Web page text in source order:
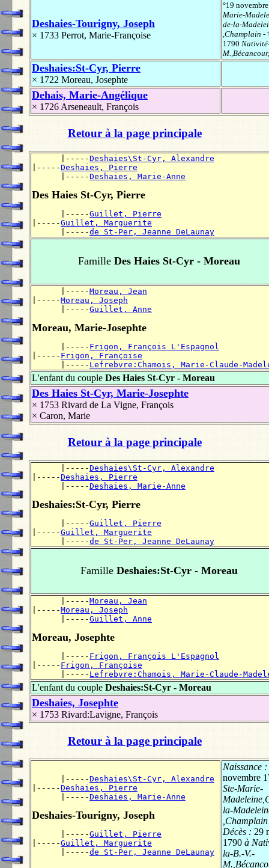
Deshaies-Tourigny, Joseph
× 1733 Perrot, Marie-Françoise
°19
Marie-
de-la-
,Champlain -
1790
Deshaies:St-Cyr, Pierre
× 1722 Moreau, Josephte
Dehais, Marie-Angélique
× 1726 Arseneault, François
Retour à la page principale
      |-----
Deshaies\St-Cyr, Alexandre
|-----Deshaies, Pierre
      |-----
Deshaies, Marie-Anne
Des Haies St-Cyr, Pierre
      |-----
Guillet, Pierre
|-----Guillet, Marguerite
      |-----
de St-Per, Jeanne DeLaunay
Famille Des Haies St-Cyr - Moreau
      |-----
Moreau, Jean
|-----Moreau, Joseph
      |-----
Guillet, Anne
Moreau, Marie-Josephte
      |-----
Frigon, François L'Espagnol
|----- Frigon, Françoise
      |-----
Lefrebvre:Chamois, Marie-Claude-
L'enfant du couple Des Haies St-Cyr - Moreau
Des Haies St-Cyr, Marie-Josephte
× 1753 Rivard de La Vigne, François
× Caron, Marie
Retour à la page principale
      |-----
Deshaies\St-Cyr, Alexandre
|-----Deshaies, Pierre
      |-----
Deshaies, Marie-Anne
Deshaies:St-Cyr, Pierre
      |-----
Guillet, Pierre
|-----Guillet, Marguerite
      |-----
de St-Per, Jeanne DeLaunay
Famille Deshaies:St-Cyr - Moreau
      |-----
Moreau, Jean
|-----Moreau, Joseph
      |-----
Guillet, Anne
Moreau, Josephte
      |-----
Frigon, François L'Espagnol
|----- Frigon, Françoise
      |-----
Lefrebvre:Chamois, Marie-Claude-
L'enfant du couple Deshaies:St-Cyr - Moreau
Deshaies, Josephte
× 1753 Rivard:Lavigne, François
Retour à la page principale
      |-----
Deshaies\St-Cyr, Alexandre
|-----Deshaies, Pierre
      |-----
Deshaies, Marie-Anne
Deshaies-Tourigny, Joseph
      |-----
Guillet, Pierre
|-----Guillet, Marguerite
      |-----
de St-Per, Jeanne DeLaunay
Naissance :
novembre
Ste-Marie-
la-
,Champlain
Décès : 29
1790 à
la-B.-V.-